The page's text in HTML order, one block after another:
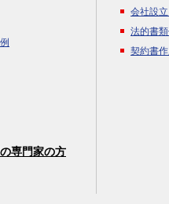
専門家の方
会社設立
法的書
契約書